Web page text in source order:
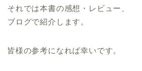
それでは本書の感想・レビュー、
ブログで紹介します。
皆様の参考になれば幸いです。